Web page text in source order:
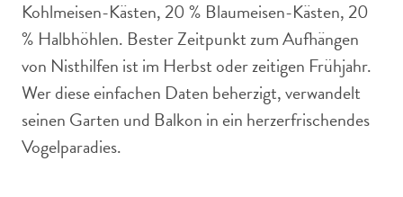
Kohlmeisen-Kästen, 20 % Blaumeisen-Kästen, 20
% Halbhöhlen. Bester Zeitpunkt zum Aufhängen
von Nisthilfen ist im Herbst oder zeitigen Frühjahr.
Wer diese einfachen Daten beherzigt, verwandelt
seinen Garten und Balkon in ein herzerfrischendes
Vogelparadies.